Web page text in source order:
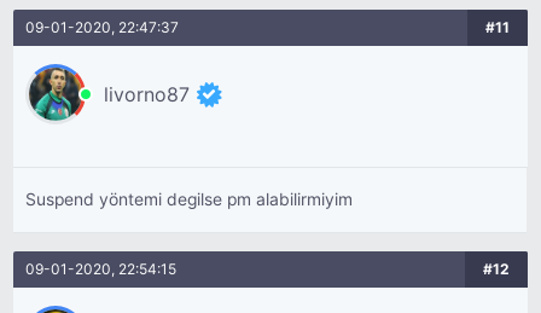
09-01-2020, 22:47:37 #11
livorno87
Suspend yöntemi degilse pm alabilirmiyim
09-01-2020, 22:54:15 #12